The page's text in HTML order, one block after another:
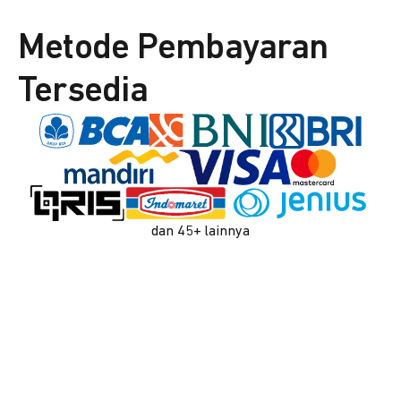
Metode Pembayaran
Tersedia
dan 45+ lainnya